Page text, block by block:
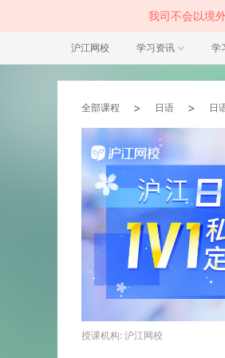
我司不会以境
沪江网校 学习资讯 学
全部课程 > 日语 > 日
授课机构: 沪江网校